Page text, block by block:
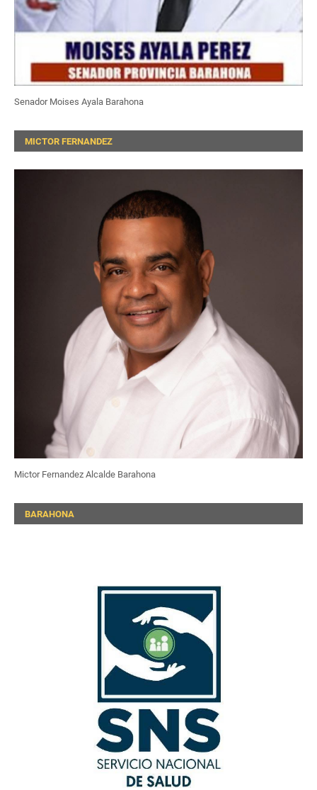
Senador Moises Ayala Barahona
MICTOR FERNANDEZ
Mictor Fernandez Alcalde Barahona
BARAHONA